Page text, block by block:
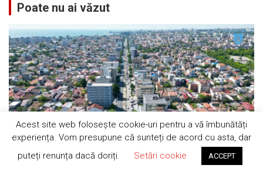
Poate nu ai văzut
ADMINISTRAȚIE ANUNTURI CULTURĂ
Acest site web folosește cookie-uri pentru a vă îmbunătăți
experiența. Vom presupune că sunteți de acord cu asta, dar
puteți renunța dacă doriți.
Setări cookie ACCEPT